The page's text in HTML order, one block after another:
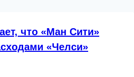
что «Ман Сити»
«Челси»